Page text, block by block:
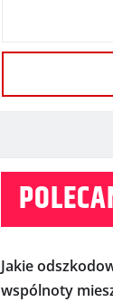
Jakie
wspólnoty